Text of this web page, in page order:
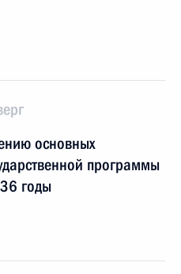
основных
программы
годы